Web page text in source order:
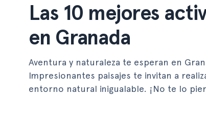
Las 10 mejores
en Granada
Aventura y naturaleza te esperan en
Impresionantes paisajes te invitan a
entorno natural inigualable. ¡No te lo